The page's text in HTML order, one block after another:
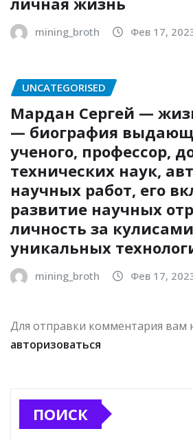
mining_broth Фев 17,
UNCATEGORISED
Мардан Сергей —
— биография
ученого, профессор,
технических наук,
научных работ, его
развитие научных
личность за
уникальных
mining_broth Фев 17,
Для отправки комментария вам
авторизоваться
ПОИСК